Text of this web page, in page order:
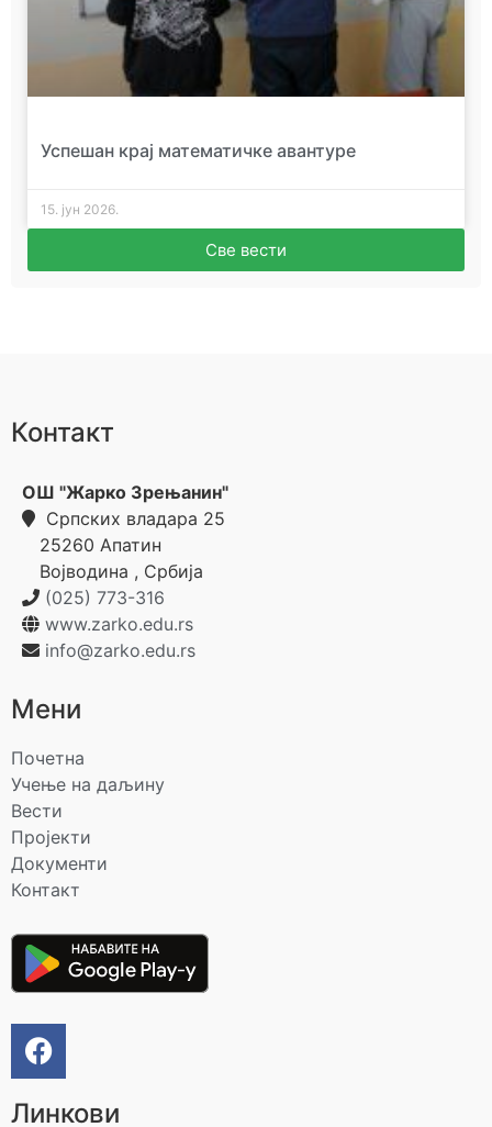
Успешан крај математичке авантуре
15. јун 2026.
Све вести
Контакт
ОШ "Жарко Зрењанин"
Српских владара 25
25260 Апатин
Војводина , Србија
(025) 773-316
www.zarko.edu.rs
info@zarko.edu.rs
Мени
Почетна
Учење на даљину
Вести
Пројекти
Документи
Контакт
Линкови